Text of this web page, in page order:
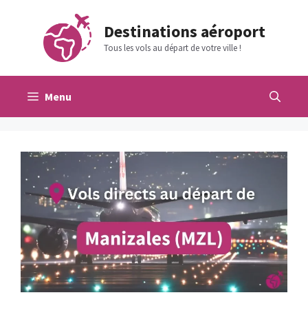
contenu
Destinations aéroport
Tous les vols au départ de votre ville !
Menu